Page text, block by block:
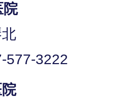
院
577-3222